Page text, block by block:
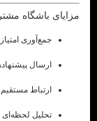
مزایای باشگاه
جمع‌آوری
ارسال
ارتباط
تحلیل